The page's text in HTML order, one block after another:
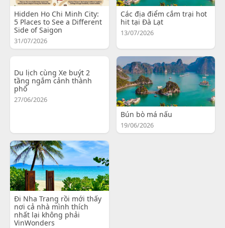
Hidden Ho Chi Minh City:
5 Places to See a Different
Side of Saigon
31/07/2026
Các địa điểm cắm trại hot
hit tại Đà Lạt
13/07/2026
Du lịch cùng Xe buýt 2
tầng ngắm cảnh thành
phố
27/06/2026
Bún bò má nấu
19/06/2026
Đi Nha Trang rồi mới thấy
nơi cả nhà mình thích
nhất lại không phải
VinWonders